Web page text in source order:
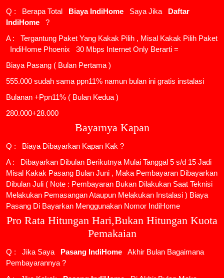
Q : Berapa Total Biaya IndiHome Saya Jika
Daftar
IndiHome
?
A : Tergantung Paket Yang Kakak Pilih , Misal Kakak Pilih Paket
IndiHome Phoenix
30 Mbps Internet Only Berarti =
Biaya Pasang ( Bulan Pertama )
555.000 sudah sama ppn11% namun bulan ini gratis instalasi
Bulanan +Ppn11% ( Bulan Kedua )
280.000+28.000
Bayarnya Kapan
Q : Biaya Dibayarkan Kapan Kak ?
A : Dibayarkan Dibulan Berikutnya Mulai Tanggal 5 s/d 15 Jadi
Misal Kakak Pasang Bulan Juni , Maka Pembayaran Dibayarkan
Dibulan Juli ( Note : Pembayaran Bukan Dilakukan Saat Teknisi
Melakukan Pemasangan Ataupun Melakukan Instalasi ) Biaya
Pasang Di Bayarkan Menggunakan Nomor IndiHome
Pro Rata Hitungan Hari,Bukan Hitungan Kuota
Pemakaian
Q : Jika Saya Pasang IndiHome
Akhir Bulan Bagaimana
Pembayarannya ?